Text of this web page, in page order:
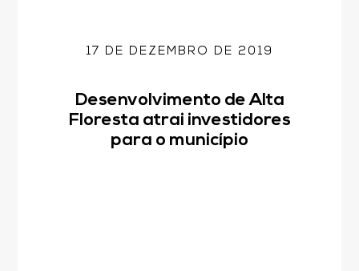
17 DE DEZEMBRO DE 2019
Desenvolvimento de Alta
Floresta atrai investidores
para o município